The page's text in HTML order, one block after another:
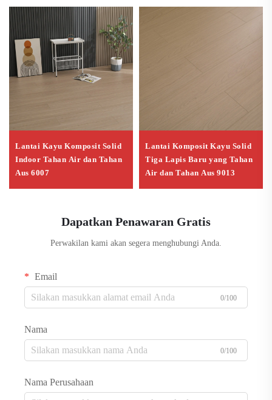
Lantai Kayu Komposit Solid
Indoor Tahan Air dan Tahan
Aus 6007
Lantai Komposit Kayu Solid
Tiga Lapis Baru yang Tahan
Air dan Tahan Aus 9013
Dapatkan Penawaran Gratis
Perwakilan kami akan segera menghubungi Anda.
Email
0/100
Nama
0/100
Nama Perusahaan